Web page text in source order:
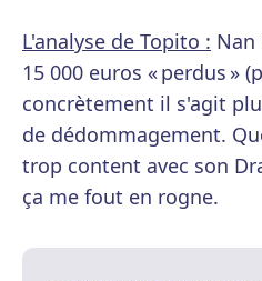
L'analyse de Topito : Nan
15 000 euros « perdus »
concrètement il s'agit
de dédommagement.
trop content avec son
ça me fout en rogne.